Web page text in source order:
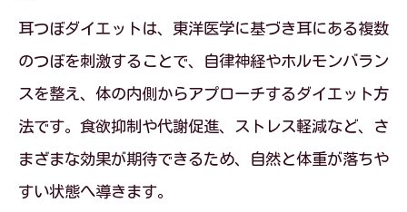
耳つぼダイエットは、東洋医学に基づき耳にある複数
のつぼを刺激することで、自律神経やホルモンバラン
スを整え、体の内側からアプローチするダイエット方
法です。食欲抑制や代謝促進、ストレス軽減など、さ
まざまな効果が期待できるため、自然と体重が落ちや
すい状態へ導きます。